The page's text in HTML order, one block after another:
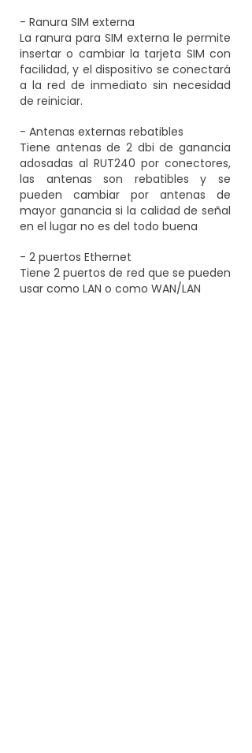
- Ranura SIM externa
La ranura para SIM externa le permite
insertar o cambiar la tarjeta SIM con
facilidad, y el dispositivo se conectará
a la red de inmediato sin necesidad
de reiniciar.
- Antenas externas rebatibles
Tiene antenas de 2 dbi de ganancia
adosadas al RUT240 por conectores,
las antenas son rebatibles y se
pueden cambiar por antenas de
mayor ganancia si la calidad de señal
en el lugar no es del todo buena
- 2 puertos Ethernet
Tiene 2 puertos de red que se pueden
usar como LAN o como WAN/LAN